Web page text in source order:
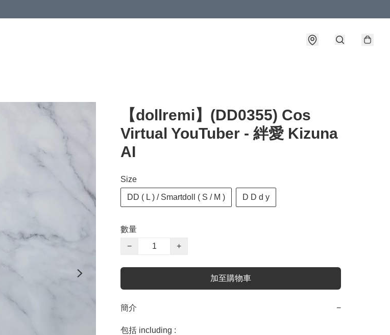
【dollremi】(DD0355) Cos
Virtual YouTuber - 絆愛 Kizuna
AI
Size
DD ( L ) / Smartdoll ( S / M ) D D d y
數量
−
+
加至購物車
簡介 −
包括 including :